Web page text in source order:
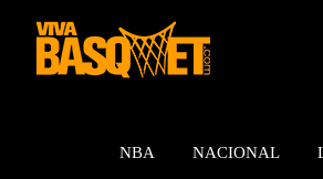
contenido
NBA NACIONAL